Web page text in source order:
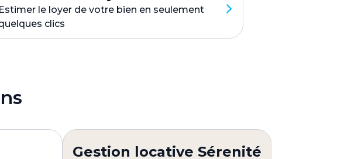
Estimer le loyer de votre bien en seulement
clics
Gestion locative Sérenité